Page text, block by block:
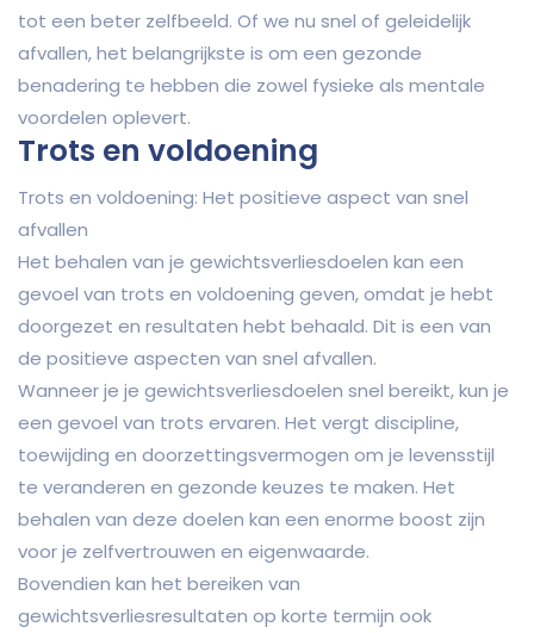
tot een beter zelfbeeld. Of we nu snel of geleidelijk
afvallen, het belangrijkste is om een gezonde
benadering te hebben die zowel fysieke als mentale
voordelen oplevert.
Trots en voldoening
Trots en voldoening: Het positieve aspect van snel
afvallen
Het behalen van je gewichtsverliesdoelen kan een
gevoel van trots en voldoening geven, omdat je hebt
doorgezet en resultaten hebt behaald. Dit is een van
de positieve aspecten van snel afvallen.
Wanneer je je gewichtsverliesdoelen snel bereikt, kun je
een gevoel van trots ervaren. Het vergt discipline,
toewijding en doorzettingsvermogen om je levensstijl
te veranderen en gezonde keuzes te maken. Het
behalen van deze doelen kan een enorme boost zijn
voor je zelfvertrouwen en eigenwaarde.
Bovendien kan het bereiken van
gewichtsverliesresultaten op korte termijn ook